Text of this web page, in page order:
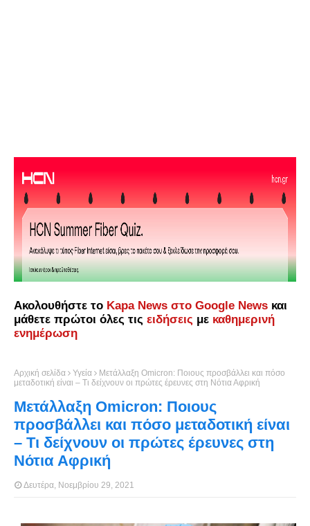
Ακολουθήστε το Kapa News στο Google News και
μάθετε πρώτοι όλες τις ειδήσεις με καθημερινή
ενημέρωση
Αρχική σελίδα Υγεία
Μετάλλαξη Omicron: Ποιους προσβάλλει και πόσο
μεταδοτική είναι – Τι δείχνουν οι πρώτες έρευνες στη Νότια Αφρική
Μετάλλαξη Omicron: Ποιους
προσβάλλει και πόσο μεταδοτική είναι
– Τι δείχνουν οι πρώτες έρευνες στη
Νότια Αφρική
Δευτέρα, Νοεμβρίου 29, 2021